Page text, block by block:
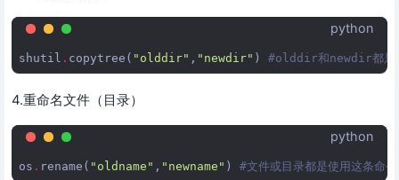
python
shutil . copytree ( "olddir" , "newdir" ) #olddir和newdir都只
4.重命名文件（目录）
python
os . rename ( "oldname" , "newname" ) #文件或目录都是使用这条命令